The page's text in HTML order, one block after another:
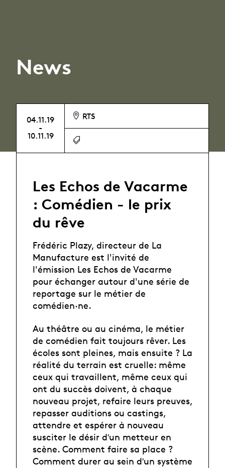
News
04.11.19
-
10.11.19
RTS
Les Echos de Vacarme
: Comédien - le prix
du rêve
Frédéric Plazy, directeur de La
Manufacture est l'invité de
l'émission Les Echos de Vacarme
pour échanger autour d'une série de
reportage sur le métier de
comédien·ne.
Au théâtre ou au cinéma, le métier
de comédien fait toujours rêver. Les
écoles sont pleines, mais ensuite ? La
réalité du terrain est cruelle: même
ceux qui travaillent, même ceux qui
ont du succès doivent, à chaque
nouveau projet, refaire leurs preuves,
repasser auditions ou castings,
attendre et espérer à nouveau
susciter le désir dʹun metteur en
scène. Comment faire sa place ?
Comment durer au sein dʹun système